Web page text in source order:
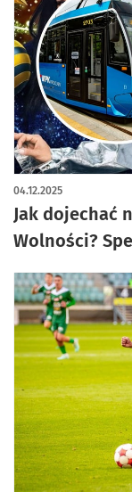
Jak dojechać
Wolności?
04.12.2025